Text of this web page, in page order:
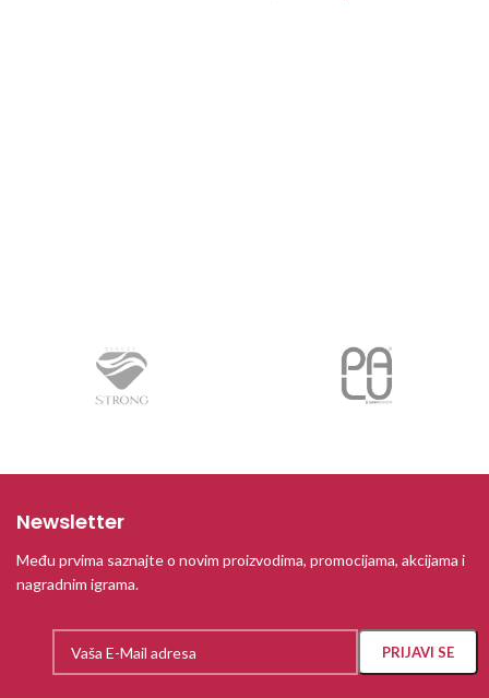
Newsletter
Među prvima saznajte o novim proizvodima, promocijama, akcijama i
nagradnim igrama.